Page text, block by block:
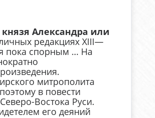
Александра или
редакциях XIII—
пока спорным … На
митрополита
в повести
Востока Руси.
его деяний